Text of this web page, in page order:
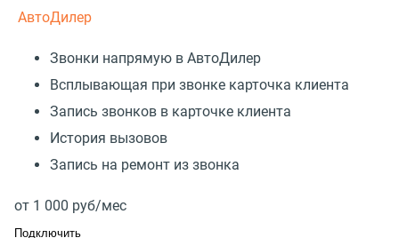
АвтоДилер
Звонки напрямую в АвтоДилер
Всплывающая при звонке карточка клиента
Запись звонков в карточке клиента
История вызовов
Запись на ремонт из звонка
от 1 000 руб/мес
Подключить